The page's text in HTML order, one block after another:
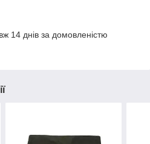
14 днів за домовленістю